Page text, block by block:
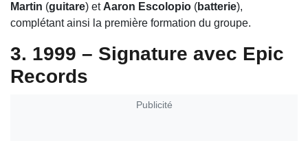
Martin (guitare) et Aaron Escolopio (batterie),
complétant ainsi la première formation du groupe.
3. 1999 – Signature avec Epic
Records
Publicité